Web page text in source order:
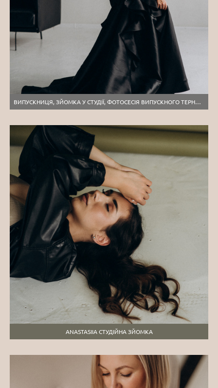
ВИПУСКНИЦЯ, ЗЙОМКА У СТУДІЇ, ФОТОСЕСІЯ ВИПУСКНОГО ТЕРНОПІЛЬ ЛЬВІВ
ANASTASIIA СТУДІЙНА ЗЙОМКА